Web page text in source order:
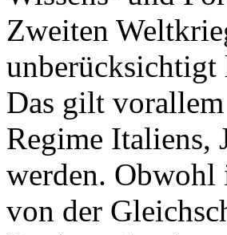
Zweiten
unberücksichtigt
Das gilt
Regime Italiens,
werden. Obwohl
von der